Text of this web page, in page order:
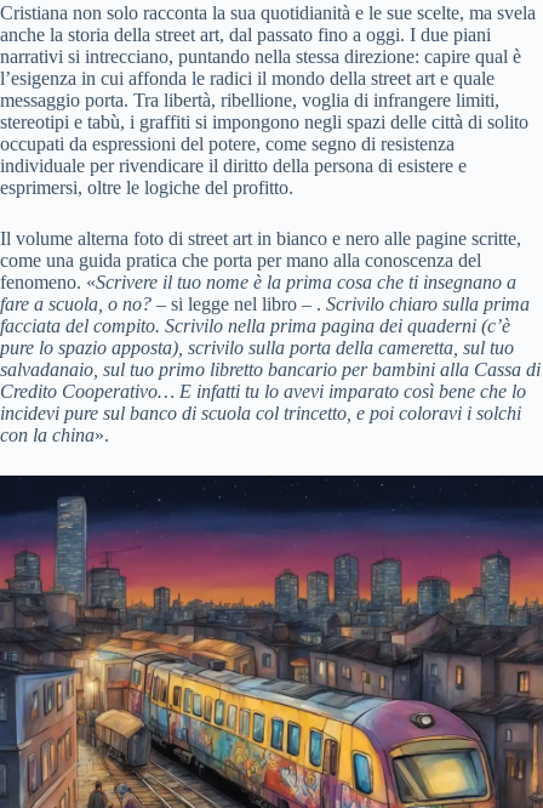
Cristiana non solo racconta la sua quotidianità e le sue scelte, ma svela
anche la storia della street art, dal passato fino a oggi. I due piani
narrativi si intrecciano, puntando nella stessa direzione: capire qual è
l’esigenza in cui affonda le radici il mondo della street art e quale
messaggio porta. Tra libertà, ribellione, voglia di infrangere limiti,
stereotipi e tabù, i graffiti si impongono negli spazi delle città di solito
occupati da espressioni del potere, come segno di resistenza
individuale per rivendicare il diritto della persona di esistere e
esprimersi, oltre le logiche del profitto.
Il volume alterna foto di street art in bianco e nero alle pagine scritte,
come una guida pratica che porta per mano alla conoscenza del
fenomeno. «Scrivere il tuo nome è la prima cosa che ti insegnano a
fare a scuola, o no? – si legge nel libro – . Scrivilo chiaro sulla prima
facciata del compito. Scrivilo nella prima pagina dei quaderni (c’è
pure lo spazio apposta), scrivilo sulla porta della cameretta, sul tuo
salvadanaio, sul tuo primo libretto bancario per bambini alla Cassa di
Credito Cooperativo… E infatti tu lo avevi imparato così bene che lo
incidevi pure sul banco di scuola col trincetto, e poi coloravi i solchi
con la china».